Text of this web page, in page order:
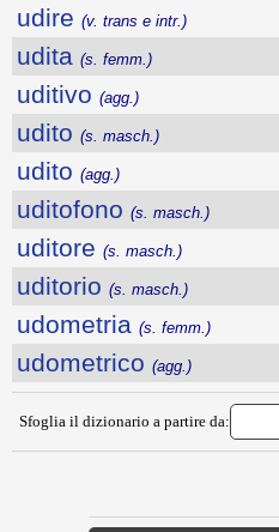
udire (v. trans e intr.)
udita (s. femm.)
uditivo (agg.)
udito (s. masch.)
udito (agg.)
uditofono (s. masch.)
uditore (s. masch.)
uditorio (s. masch.)
udometria (s. femm.)
udometrico (agg.)
Sfoglia il dizionario a partire da: